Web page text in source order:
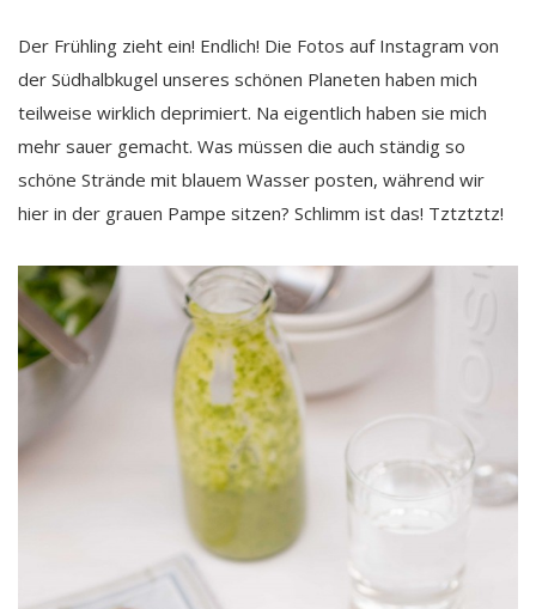
Der Frühling zieht ein! Endlich! Die Fotos auf Instagram von
der Südhalbkugel unseres schönen Planeten haben mich
teilweise wirklich deprimiert. Na eigentlich haben sie mich
mehr sauer gemacht. Was müssen die auch ständig so
schöne Strände mit blauem Wasser posten, während wir
hier in der grauen Pampe sitzen? Schlimm ist das! Tztztztz!